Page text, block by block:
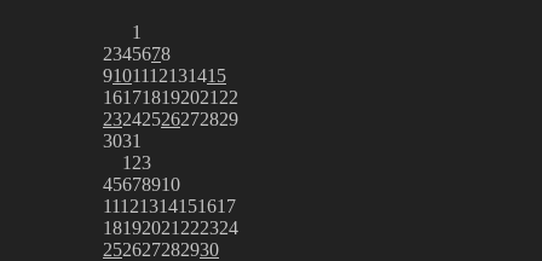
1
2345678
9101112131415
161718192021 22
23242526272829
3031
1 23
45678910
11121314151617
18192021 222324
252627282930